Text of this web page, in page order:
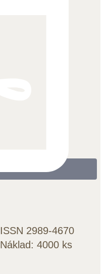
ISSN 2989-4670
Náklad: 4000 ks